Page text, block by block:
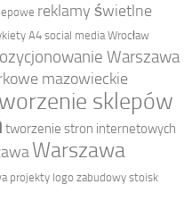
reklamy świetlne
A4 social media Wrocław
Warszawa
mazowieckie
sklepów
tworzenie stron internetowych
Warszawa
projekty logo zabudowy stoisk